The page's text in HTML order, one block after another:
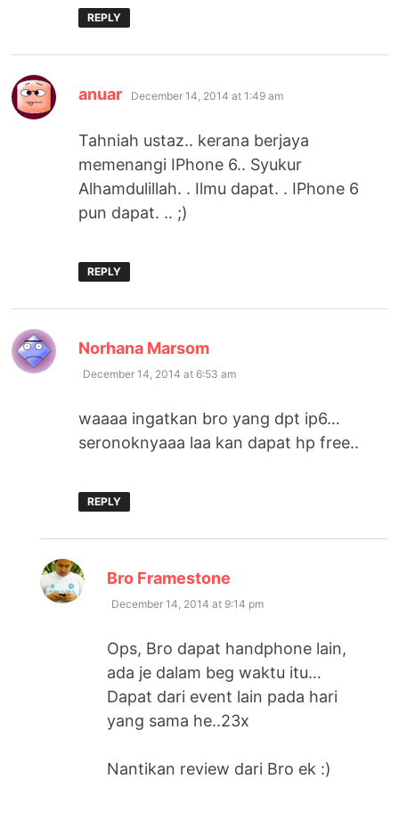
REPLY
anuar says:
December 14, 2014 at 1:49 am
Tahniah ustaz.. kerana berjaya
memenangi IPhone 6.. Syukur
Alhamdulillah. . Ilmu dapat. . IPhone 6
pun dapat. .. ;)
REPLY
Norhana Marsom
December 14, 2014 at 6:53 am
waaaa ingatkan bro yang dpt ip6…
seronoknyaaa laa kan dapat hp free..
REPLY
Bro Framestone
December 14, 2014 at 9:14 pm
Ops, Bro dapat handphone lain,
ada je dalam beg waktu itu…
Dapat dari event lain pada hari
yang sama he..23x
Nantikan review dari Bro ek :)